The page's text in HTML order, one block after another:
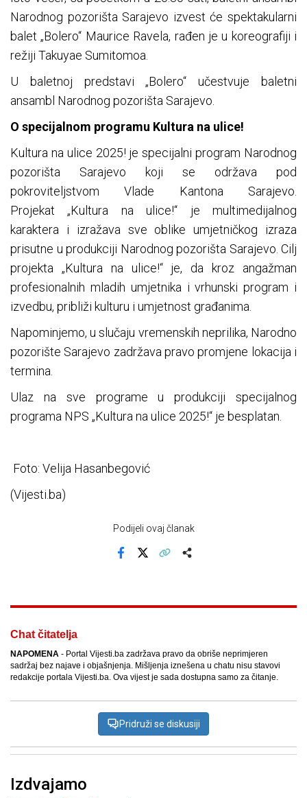
Narodnog pozorišta Sarajevo izvest će spektakularni
balet „Bolero“ Maurice Ravela, rađen je u koreografiji i
režiji Takuyae Sumitomoa.
U baletnoj predstavi „Bolero“ učestvuje baletni
ansambl Narodnog pozorišta Sarajevo.
O specijalnom programu Kultura na ulice!
Kultura na ulice 2025! je specijalni program Narodnog
pozorišta Sarajevo koji se održava pod
pokroviteljstvom Vlade Kantona Sarajevo.
Projekat „Kultura na ulice!“ je multimedijalnog
karaktera i izražava sve oblike umjetničkog izraza
prisutne u produkciji Narodnog pozorišta Sarajevo. Cilj
projekta „Kultura na ulice!“ je, da kroz angažman
profesionalnih mladih umjetnika i vrhunski program i
izvedbu, približi kulturu i umjetnost građanima.
Napominjemo, u slučaju vremenskih neprilika, Narodno
pozorište Sarajevo zadržava pravo promjene lokacija i
termina.
Ulaz na sve programe u produkciji specijalnog
programa NPS „Kultura na ulice 2025!“ je besplatan.
Foto: Velija Hasanbegović
(Vijesti.ba)
Podijeli ovaj članak
Chat čitatelja
NAPOMENA - Portal Vijesti.ba zadržava pravo da obriše neprimjeren
sadržaj bez najave i objašnjenja. Mišljenja iznešena u chatu nisu stavovi
redakcije portala Vijesti.ba. Ova vijest je sada dostupna samo za čitanje.
Pridruži se diskusiji
Izdvajamo